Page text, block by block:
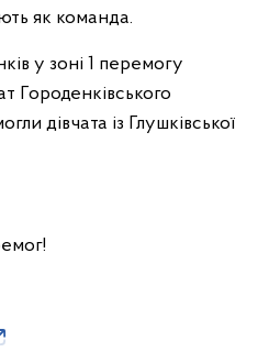
як команда.
у зоні 1 перемогу
Городенківського
дівчата із Глушківської